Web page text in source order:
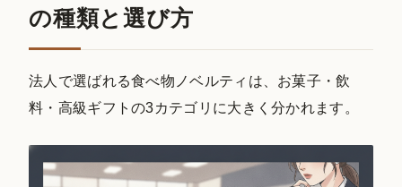
の種類と選び方
法人で選ばれる食べ物ノベルティは、お菓子・飲
料・高級ギフトの3カテゴリに大きく分かれます。